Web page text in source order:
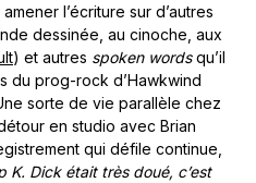
l’écriture sur d’autres
dessinée, au cinoche, aux
) et autres spoken wordsqu’il
du prog-rock d’Hawkwind
sorte de vie parallèle chez
en studio avec Brian
qui défile continue,
K. Dick était très doué, c’est